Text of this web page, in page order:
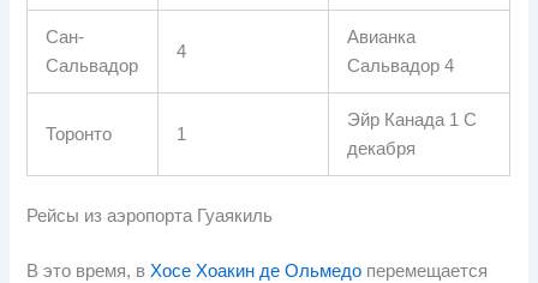
Сан-
Сальвадор
4
Авианка
Сальвадор 4
Торонто 1
Эйр Канада 1 С
декабря
Рейсы из аэропорта Гуаякиль
В это время, вХосе Хоакин де Ольмедо перемещается